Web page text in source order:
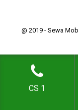
@ 2019 - Sewa
CS 1